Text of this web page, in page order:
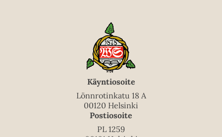
Käyntiosoite
Lönnrotinkatu 18 A
00120 Helsinki
Postiosoite
PL 1259